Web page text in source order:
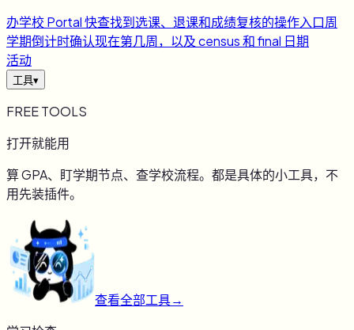
办学校 Portal 快查找到选课、退课和成绩复核的操作入口周
学期倒计时确认现在第几周，以及 census 和 final 日期
活动
工具▾
FREE TOOLS
打开就能用
算 GPA、盯学期节点、查学校流程。都是具体的小工具，不
用先装插件。
查看全部工具→